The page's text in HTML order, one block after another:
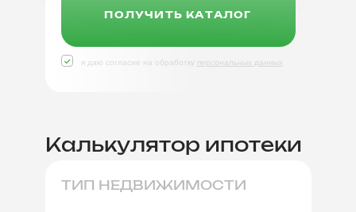
ПОЛУЧИТЬ КАТАЛОГ
я даю согласие на обработку персональных данных
Калькулятор ипотеки
ТИП НЕДВИЖИМОСТИ